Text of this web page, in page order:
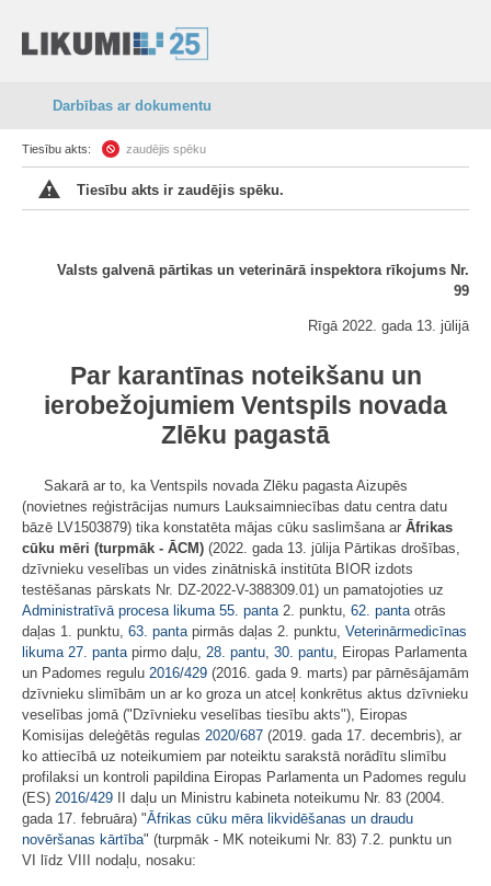
Darbības ar dokumentu
Tiesību akts: zaudējis spēku
Tiesību akts ir zaudējis spēku.
Valsts galvenā pārtikas un veterinārā inspektora rīkojums Nr.
99
Rīgā 2022. gada 13. jūlijā
Par karantīnas noteikšanu un
ierobežojumiem Ventspils novada
Zlēku pagastā
Sakarā ar to, ka Ventspils novada Zlēku pagasta Aizupēs
(novietnes reģistrācijas numurs Lauksaimniecības datu centra datu
bāzē LV1503879) tika konstatēta mājas cūku saslimšana ar Āfrikas
cūku mēri (turpmāk - ĀCM) (2022. gada 13. jūlija Pārtikas drošības,
dzīvnieku veselības un vides zinātniskā institūta BIOR izdots
testēšanas pārskats Nr. DZ-2022-V-388309.01) un pamatojoties uz
Administratīvā procesa likuma 55. panta2. punktu, 62. pantaotrās
daļas 1. punktu, 63. pantapirmās daļas 2. punktu, Veterinārmedicīnas
likuma 27. pantapirmo daļu, 28. pantu, 30. pantu, Eiropas Parlamenta
un Padomes regulu 2016/429 (2016. gada 9. marts) par pārnēsājamām
dzīvnieku slimībām un ar ko groza un atceļ konkrētus aktus dzīvnieku
veselības jomā ("Dzīvnieku veselības tiesību akts"), Eiropas
Komisijas deleģētās regulas 2020/687 (2019. gada 17. decembris), ar
ko attiecībā uz noteikumiem par noteiktu sarakstā norādītu slimību
profilaksi un kontroli papildina Eiropas Parlamenta un Padomes regulu
(ES) 2016/429 II daļu un Ministru kabineta noteikumu Nr. 83 (2004.
gada 17. februāra) "Āfrikas cūku mēra likvidēšanas un draudu
novēršanas kārtība" (turpmāk - MK noteikumi Nr. 83) 7.2. punktu un
VI līdz VIII nodaļu, nosaku: